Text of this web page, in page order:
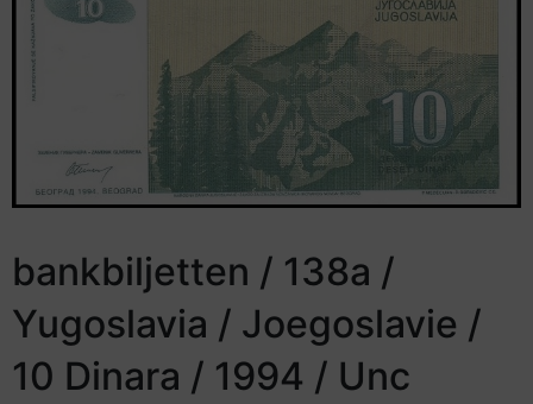
bankbiljetten / 138a /
Yugoslavia / Joegoslavie /
10 Dinara / 1994 / Unc